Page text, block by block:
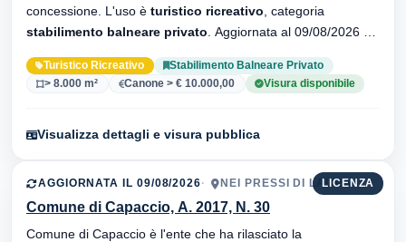
concessione. L'uso è turistico ricreativo , categoria
stabilimento balneare privato
Turistico Ricreativo
Stabilimento Balneare Privato
> 8.000 m²
Canone > € 10.000,00 Visura disponibile
Visualizza dettagli e visura pubblica
LICENZA
AGGIORNATA IL 09/08/2026 NEI PRESSI DI LAURA
Comune di Capaccio, A. 2017, N. 30
Comune di Capaccio è l'ente che ha rilasciato la